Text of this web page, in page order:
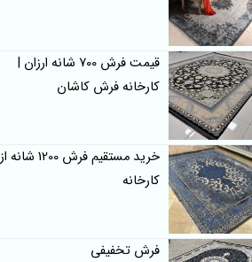
قیمت فرش 700 شانه ارزان |
کارخانه فرش کاشان
خرید مستقیم فرش 1200 شانه از
کارخانه
فرش تخفیفی